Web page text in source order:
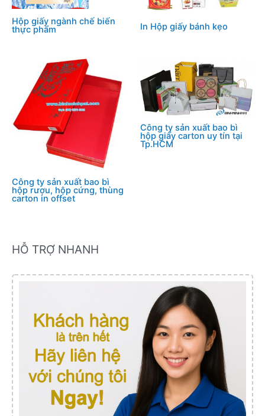
Hộp giấy ngành chế biến
thực phẩm In Hộp giấy bánh kẹo
Công ty sản xuất bao bì
hộp rượu, hộp cứng, thùng
carton in offset
Công ty sản xuất bao bì
hộp giấy carton uy tín tại
Tp.HCM
HỖ TRỢ NHANH